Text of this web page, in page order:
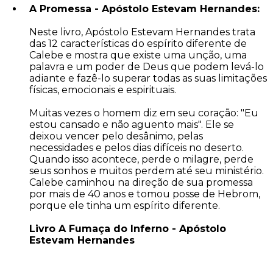
A Promessa - Apóstolo Estevam Hernandes:
Neste livro, Apóstolo Estevam Hernandes trata
das 12 características do espírito diferente de
Calebe e mostra que existe uma unção, uma
palavra e um poder de Deus que podem levá-lo
adiante e fazê-lo superar todas as suas limitações
físicas, emocionais e espirituais.
Muitas vezes o homem diz em seu coração: "Eu
estou cansado e não aguento mais". Ele se
deixou vencer pelo desânimo, pelas
necessidades e pelos dias difíceis no deserto.
Quando isso acontece, perde o milagre, perde
seus sonhos e muitos perdem até seu ministério.
Calebe caminhou na direção de sua promessa
por mais de 40 anos e tomou posse de Hebrom,
porque ele tinha um espírito diferente.
Livro A Fumaça do Inferno - Apóstolo
Estevam Hernandes